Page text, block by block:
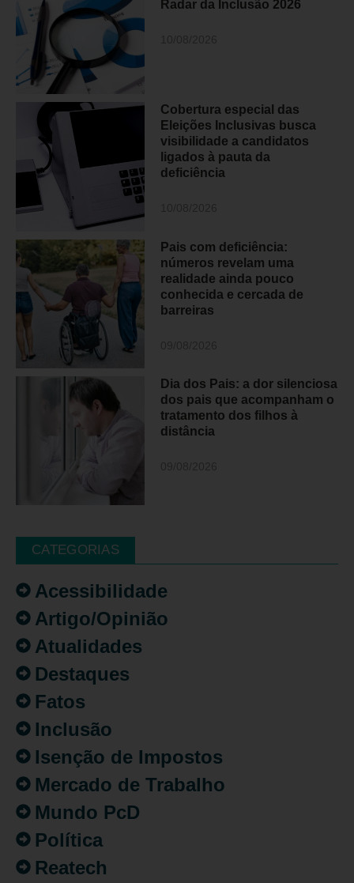
Radar da Inclusão 2026
Cobertura especial das
Eleições Inclusivas busca
visibilidade a candidatos
ligados à pauta da
deficiência
Pais com deficiência:
números revelam uma
realidade ainda pouco
conhecida e cercada de
barreiras
Dia dos Pais: a dor silenciosa
dos pais que acompanham o
tratamento dos filhos à
distância
CATEGORIAS
Acessibilidade
Artigo/Opinião
Atualidades
Destaques
Fatos
Inclusão
Isenção de Impostos
Mercado de Trabalho
Mundo PcD
Política
Reatech